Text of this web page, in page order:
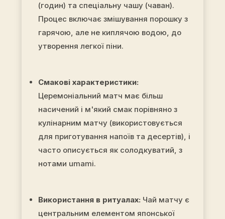
(годин) та спеціальну чашу (чаван).
Процес включає змішування порошку з
гарячою, але не киплячою водою, до
утворення легкої піни.
Смакові характеристики:
Церемоніальний матч має більш
насичений і м'який смак порівняно з
кулінарним матчу (використовується
для приготування напоїв та десертів), і
часто описується як солодкуватий, з
нотами umami.
Використання в ритуалах: Чай матчу є
центральним елементом японської